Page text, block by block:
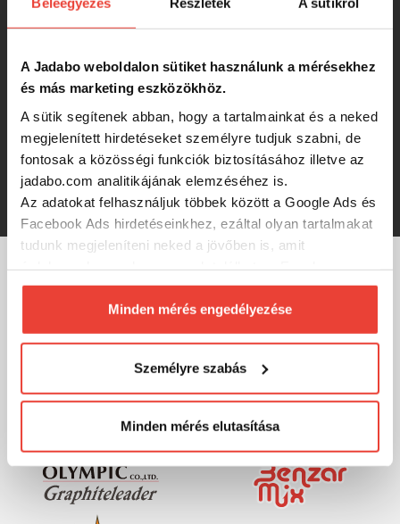
A Jadabo weboldalon sütiket használunk a mérésekhez
és más marketing eszközökhöz.
A sütik segítenek abban, hogy a tartalmainkat és a neked
megjelenített hirdetéseket személyre tudjuk szabni, de
fontosak a közösségi funkciók biztosításához illetve az
jadabo.com analitikájának elemzéséhez is.
Az adatokat felhasználjuk többek között a Google Ads és
Facebook Ads hirdetéseinkhez, ezáltal olyan tartalmakat
tudunk megjeleníteni neked a jövőben is, amit
biztosításához arra kérünk, hogy engedd meg
számunkra minden mérés használatát.
Természetesensoha semmilyen formában nem fogunk
megváltoztathatod a döntésed ezzel kapcsolatban.
Előre is köszönjük!
Minden mérés engedélyezése
Személyre szabás
Minden mérés elutasítása
Eurosignal elektromos kapásjelző
8 499 Ft
Kamasaki Rod Pod Economic 2Botos
7 690 Ft
MÁRKÁINK